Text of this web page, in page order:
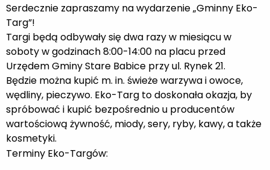
Serdecznie zapraszamy na wydarzenie „Gminny Eko-
Targ”!
Targi będą odbywały się dwa razy w miesiącu w
soboty w godzinach 8:00-14:00 na placu przed
Urzędem Gminy Stare Babice przy ul. Rynek 21.
Będzie można kupić m. in. świeże warzywa i owoce,
wędliny, pieczywo. Eko-Targ to doskonała okazja, by
spróbować i kupić bezpośrednio u producentów
wartościową żywność, miody, sery, ryby, kawy, a także
kosmetyki.
Terminy Eko-Targów: